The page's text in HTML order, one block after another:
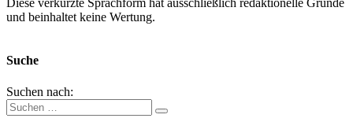
Diese verkürzte Sprachform hat ausschließlich redaktionelle Gründe
und beinhaltet keine Wertung.
Suche
Suchen nach: